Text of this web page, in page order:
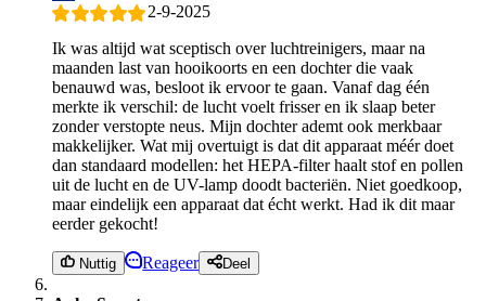
2-9-2025
Ik was altijd wat sceptisch over luchtreinigers, maar na
maanden last van hooikoorts en een dochter die vaak
benauwd was, besloot ik ervoor te gaan. Vanaf dag één
merkte ik verschil: de lucht voelt frisser en ik slaap beter
zonder verstopte neus. Mijn dochter ademt ook merkbaar
makkelijker. Wat mij overtuigt is dat dit apparaat méér doet
dan standaard modellen: het HEPA-filter haalt stof en pollen
uit de lucht en de UV-lamp doodt bacteriën. Niet goedkoop,
maar eindelijk een apparaat dat écht werkt. Had ik dit maar
eerder gekocht!
Nuttig Reageer Deel